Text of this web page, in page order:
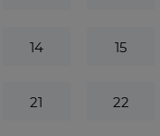
14 15
21 22